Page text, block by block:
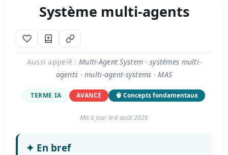
Système multi-agents
Aussi appelé : Multi-Agent System · systèmes multi-
agents · multi-agent-systems · MAS
TERME IA AVANCÉ 🧠 Concepts fondamentaux
Mis à jour le 6 août 2026
✦ En bref